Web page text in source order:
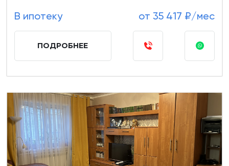
В ипотеку от 35 417 ₽/мес
ПОДРОБНЕЕ